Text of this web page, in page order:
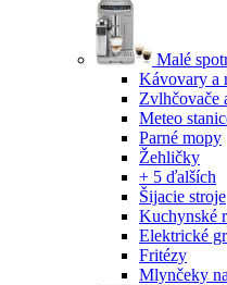
Malé
Kávovary a
Zvlhčovače
Meteo
Parné mopy
Žehličky
+ 5 ďalších
Šijacie stroje
Kuchynské
Elektrické
Fritézy
Mlynčeky